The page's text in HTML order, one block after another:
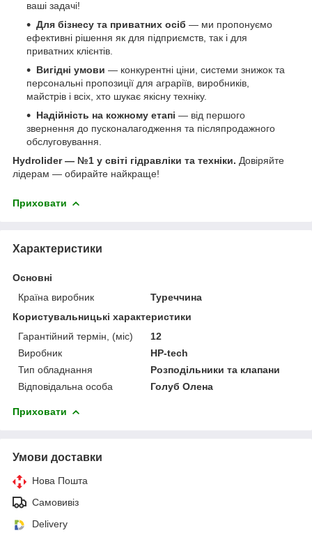
ваші задачі!
Для бізнесу та приватних осіб — ми пропонуємо
ефективні рішення як для підприємств, так і для
приватних клієнтів.
Вигідні умови — конкурентні ціни, системи знижок та
персональні пропозиції для аграріїв, виробників,
майстрів і всіх, хто шукає якісну техніку.
Надійність на кожному етапі — від першого
звернення до пусконалагодження та післяпродажного
обслуговування.
Hydrolider — №1 у світі гідравліки та техніки. Довіряйте
лідерам — обирайте найкраще!
Приховати
Характеристики
Основні
Країна виробник
Туреччина
Користувальницькі характеристики
Гарантійний термін, (міс)
12
Виробник
HP-tech
Тип обладнання
Розподільники та клапани
Відповідальна особа
Голуб Олена
Приховати
Умови доставки
Нова Пошта
Самовивіз
Delivery